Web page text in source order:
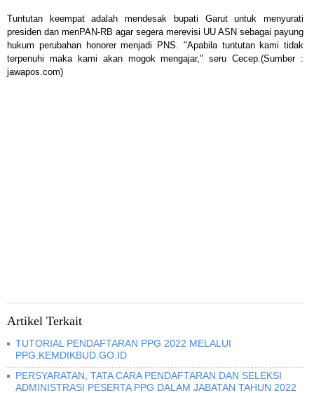
Tuntutan keempat adalah mendesak bupati Garut untuk menyurati
presiden dan menPAN-RB agar segera merevisi UU ASN sebagai payung
hukum perubahan honorer menjadi PNS. "Apabila tuntutan kami tidak
terpenuhi maka kami akan mogok mengajar," seru Cecep.(Sumber :
jawapos.com)
Artikel Terkait
TUTORIAL PENDAFTARAN PPG 2022 MELALUI
PPG.KEMDIKBUD.GO.ID
PERSYARATAN, TATA CARA PENDAFTARAN DAN SELEKSI
ADMINISTRASI PESERTA PPG DALAM JABATAN TAHUN 2022